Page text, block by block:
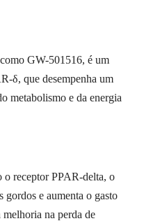
GW-501516, é um
δ, que desempenha um
metabolismo e da energia
receptor PPAR-delta, o
gordos e aumenta o gasto
na perda de